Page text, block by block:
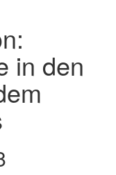
in den